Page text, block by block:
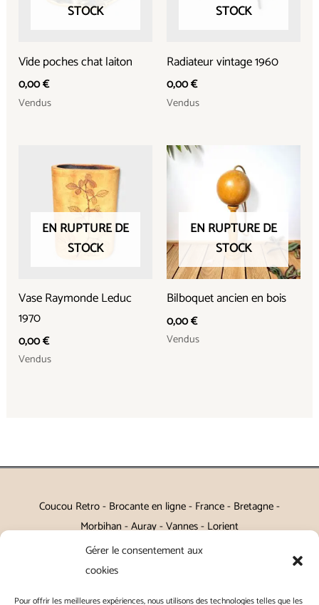
Gérer le consentement aux
cookies
Pour offrir les meilleures expériences, nous utilisons des technologies telles que les
STOCK
Vide poches chat laiton
0,00€
Vendus
STOCK
Radiateur vintage 1960
0,00€
Vendus
EN RUPTURE DE
STOCK
Vase Raymonde Leduc
1970
0,00€
Vendus
EN RUPTURE DE
STOCK
Bilboquet ancien en bois
0,00€
Vendus
Coucou Retro - Brocante en ligne - France - Bretagne -
Morbihan - Auray - Vannes - Lorient
Petits meubles, décoration, miroirs, luminaires, Art de la table